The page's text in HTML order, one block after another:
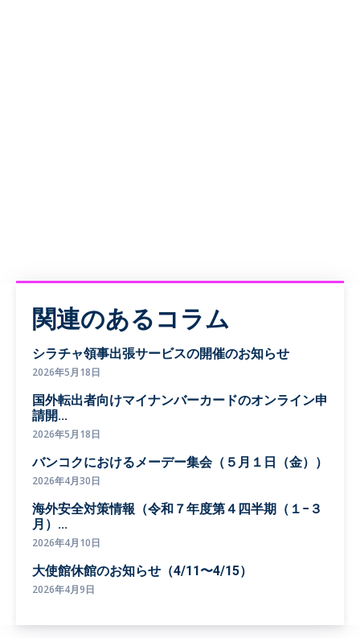
関連のあるコラム
シラチャ領事出張サービスの開催のお知らせ
2026年5月18日
国外転出者向けマイナンバーカードのオンライン申
請開...
2026年5月18日
バンコクにおけるメーデー集会（５月１日（金））
2026年4月30日
海外安全対策情報（令和７年度第４四半期（１−３
月）...
2026年4月10日
大使館休館のお知らせ（4/11〜4/15）
2026年4月9日